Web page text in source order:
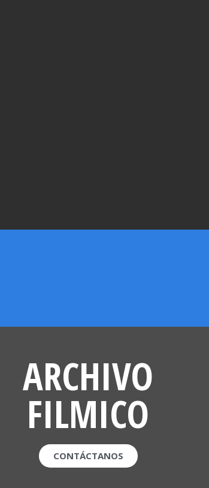
ARCHIVO
FILMICO
CONTÁCTANOS